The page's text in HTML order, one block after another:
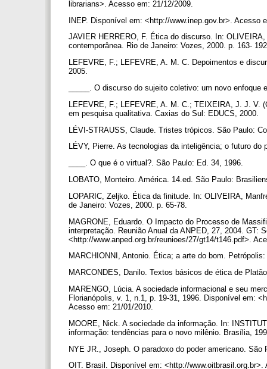
librarians>. Acesso em: 21/12/2009.
INEP. Disponível em: <http://www.inep.gov.br>. Acesso
JAVIER HERRERO, F. Ética do discurso. In:
contemporânea. Rio de Janeiro: Vozes, 2000. p. 163-
LEFEVRE, F.; LEFEVRE, A. M. C. Depoimentos e
2005.
_____. O discurso do sujeito coletivo: um novo
LEFEVRE, F.; LEFEVRE, A. M. C.; TEIXEIRA, J. J. V.
em pesquisa qualitativa. Caxias do Sul: EDUCS, 2000.
LÉVI-STRAUSS, Claude. Tristes trópicos. São Paulo:
LÉVY, Pierre. As tecnologias da inteligência; o futuro
____. O que é o virtual?. São Paulo: Ed. 34, 1996.
LOBATO, Monteiro. América. 14.ed. São Paulo:
LOPARIC, Zeljko. Ética da finitude. In: OLIVEIRA,
de Janeiro: Vozes, 2000. p. 65-78.
MAGRONE, Eduardo. O Impacto do Processo de
interpretação. Reunião Anual da ANPED, 27, 2004. GT:
<http://www.anped.org.br/reunioes/27/gt14/t146.pdf>.
MARCHIONNI, Antonio. Ética; a arte do bom.
MARCONDES, Danilo. Textos básicos de ética de
MARENGO, Lúcia. A sociedade informacional e seu
Florianópolis, v. 1, n.1, p. 19-31, 1996. Disponível em:
Acesso em: 21/01/2010.
MOORE, Nick. A sociedade da informação. In:
informação: tendências para o novo milênio. Brasília,
NYE JR., Joseph. O paradoxo do poder americano. São
OIT. Brasil. Disponível em: <http://